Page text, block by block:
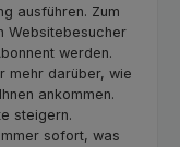
ausführen. Zum
Websitebesucher
werden.
mehr darüber, wie
ankommen.
steigern.
sofort, was